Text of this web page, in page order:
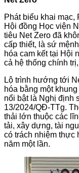
Phát biểu khai mạc,
Hội đồng Học viện
tiêu Net Zero đã
cấp thiết, là sứ
hóa cam kết tại Hội
cả hệ thống chính
Lộ trình hướng tới
hóa bằng một
nổi bật là Nghị định
13/2024/QĐ-TTg.
thải lớn thuộc các
tải, xây dựng, tài
có trách nhiệm thực
năm một lần.